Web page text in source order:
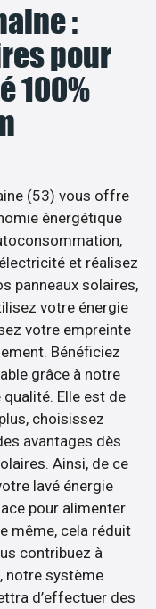
:
pour
100%
(53) vous offre
énergétique
et réalisez
panneaux solaires,
votre énergie
votre empreinte
Bénéficiez
grâce à notre
Elle est de
choisissez
avantages dès
Ainsi, de ce
lavé énergie
pour alimenter
même, cela réduit
contribuez à
notre système
d’effectuer des